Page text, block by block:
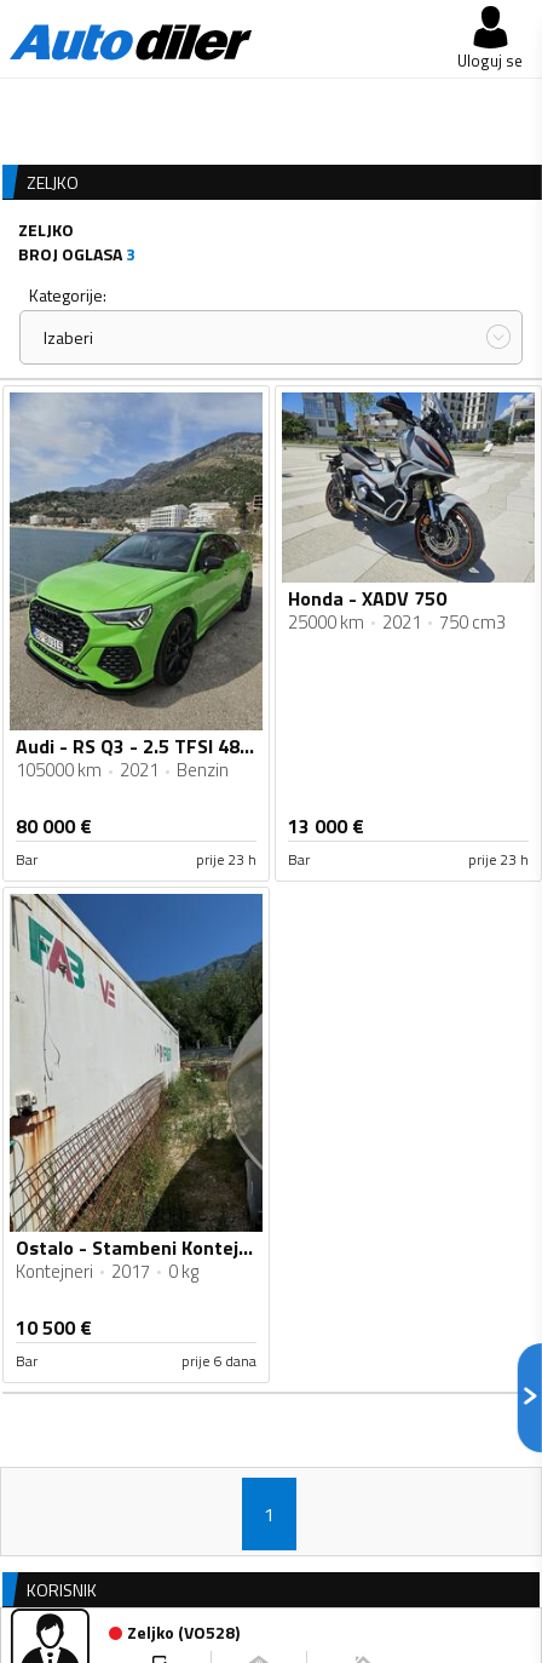
Uloguj se
ZELJKO
ZELJKO
BROJ OGLASA3
Kategorije:
Izaberi
Audi - RS Q3 - 2.5 TFSI 480 ks
105000 km 2021 Benzin
80 000€
Bar prije 23 h
Honda - XADV 750
25000 km 2021 750 cm3
13 000€
Bar prije 23 h
Ostalo - Stambeni Kontejneri
Kontejneri 2017 0 kg
10 500€
Bar prije 6 dana
1
KORISNIK
Zeljko (VO528)